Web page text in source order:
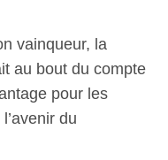
vainqueur, la
au bout du compte
pour les
du